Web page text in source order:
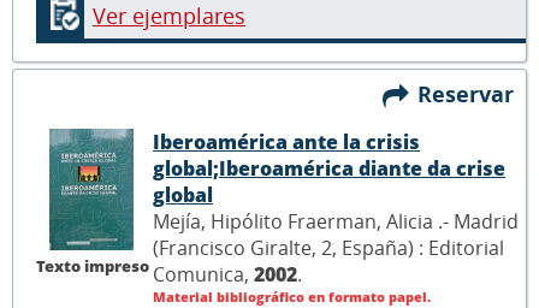
Ver ejemplares
Reservar
Texto impreso
Iberoamérica ante la crisis
global;Iberoamérica diante da crise
global
Mejía, Hipólito Fraerman, Alicia .- Madrid
(Francisco Giralte, 2, España) : Editorial
Comunica, 2002.
Material bibliográfico en formato papel.